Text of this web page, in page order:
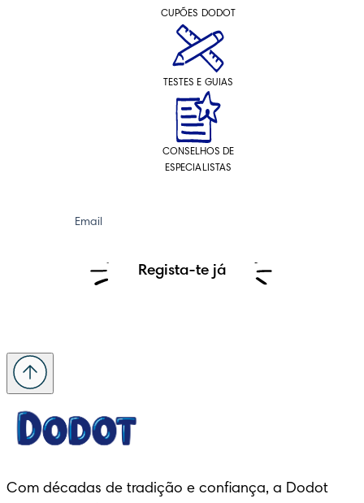
CUPÕES DODOT
TESTES E GUIAS
CONSELHOS DE
ESPECIALISTAS
Email
Regista-te já
Com décadas de tradição e confiança, a Dodot